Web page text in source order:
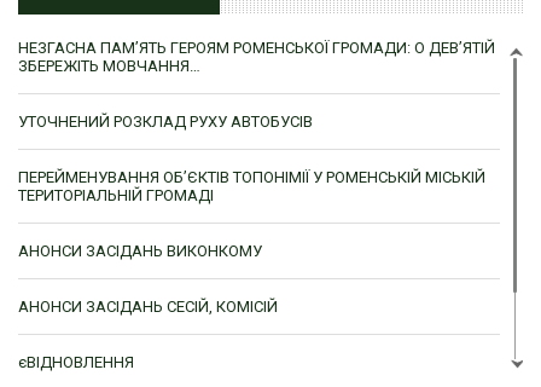
НЕЗГАСНА ПАМ’ЯТЬ ГЕРОЯМ РОМЕНСЬКОЇ ГРОМАДИ: О ДЕВ’ЯТІЙ
ЗБЕРЕЖІТЬ МОВЧАННЯ…
УТОЧНЕНИЙ РОЗКЛАД РУХУ АВТОБУСІВ
ПЕРЕЙМЕНУВАННЯ ОБ’ЄКТІВ ТОПОНІМІЇ У РОМЕНСЬКІЙ МІСЬКІЙ
ТЕРИТОРІАЛЬНІЙ ГРОМАДІ
АНОНСИ ЗАСІДАНЬ ВИКОНКОМУ
АНОНСИ ЗАСІДАНЬ СЕСІЙ, КОМІСІЙ
єВІДНОВЛЕННЯ